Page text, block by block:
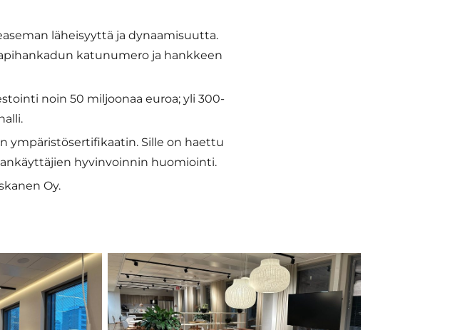
läheisyyttä ja dynaamisuutta.
katunumero ja hankkeen
noin 50 miljoonaa euroa; yli 300-
ympäristösertifikaatin. Sille on haettu
hyvinvoinnin huomiointi.
Oy.